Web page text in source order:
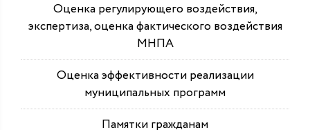
Оценка регулирующего воздействия,
экспертиза, оценка фактического воздействия
МНПА
Оценка эффективности реализации
муниципальных программ
Памятки гражданам